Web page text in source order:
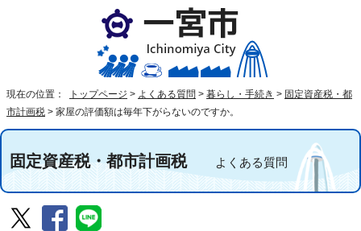
現在の位置： トップページ > よくある質問 > 暮らし・手続き > 固定資産税・都
市計画税 > 家屋の評価額は毎年下がらないのですか。
固定資産税・都市計画税 よくある質問